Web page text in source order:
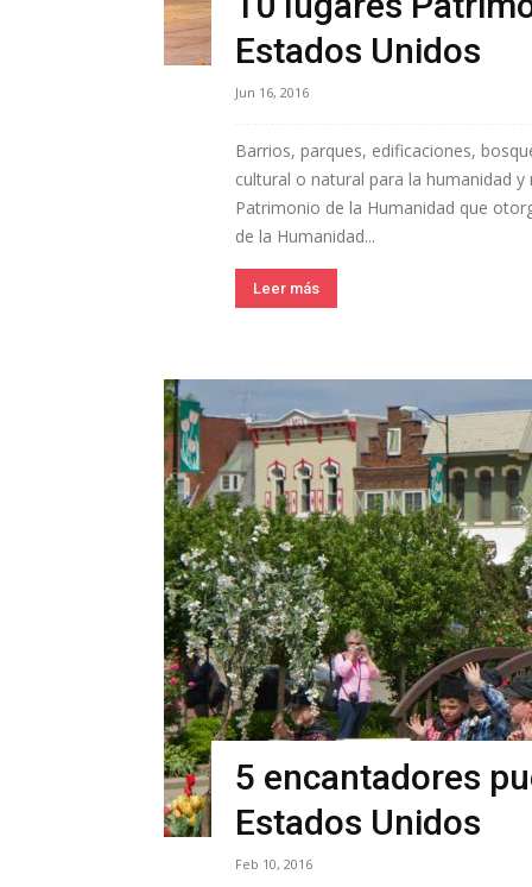
Estados Unidos
Jun 16, 2016
Barrios, parques, edificaciones,
cultural o natural para la humanidad
Patrimonio de la Humanidad que
de la Humanidad...
Leer más
5 encantadores
Estados Unidos
Feb 10, 2016